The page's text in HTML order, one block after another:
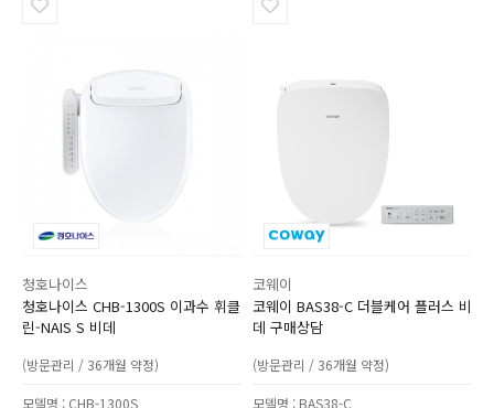
청호나이스
청호나이스 CHB-1300S 이과수 휘클
린-NAIS S 비데
(방문관리 / 36개월 약정)
모델명 : CHB-1300S
코웨이
코웨이 BAS38-C 더블케어 플러스 비
데 구매상담
(방문관리 / 36개월 약정)
모델명 : BAS38-C